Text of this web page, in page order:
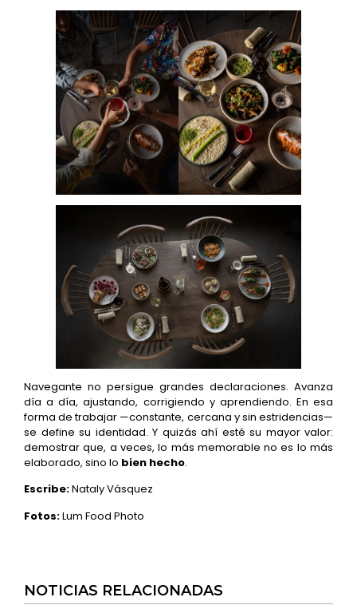
Navegante no persigue grandes declaraciones. Avanza
día a día, ajustando, corrigiendo y aprendiendo. En esa
forma de trabajar —constante, cercana y sin estridencias—
se define su identidad. Y quizás ahí esté su mayor valor:
demostrar que, a veces, lo más memorable no es lo más
elaborado, sino lo bien hecho.
Escribe:Nataly Vásquez
Fotos:Lum Food Photo
NOTICIAS RELACIONADAS